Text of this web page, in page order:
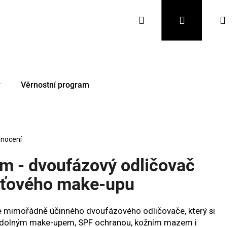
Hledat Přihlášení
Věrnostní program
- dvoufázový odličovač
make-upu
mimořádně účinného dvoufázového odličovače, který si
make-upem, SPF ochranou, kožním mazem i